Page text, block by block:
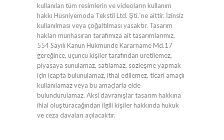
kullanılan tüm resimlerin ve videoların kullanım
hakkı Hüsniyemoda Tekstil Ltd. Şti.`ne aittir. İzinsiz
kullanılması veya çoğaltılması yasaktır. Tasarım
hakları münhasıran tarafımıza ait tasarımlarımız,
554 Sayılı Kanun Hükmünde Kararname Md.17
gereğince, üçüncü kişiler tarafından üretilemez,
piyasaya sunulamaz, satılamaz, sözleşme yapmak
için icapta bulunulamaz, ithal edilemez, ticari amaçlı
kullanılamaz veya bu amaçlarla elde
bulundurulamaz. Aksi davranışlar tasarım hakkına
ihlal oluşturacağından ilgili kişiler hakkında hukuk
ve ceza davaları açılacaktır.